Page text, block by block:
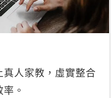
人家教，虛實整合
。